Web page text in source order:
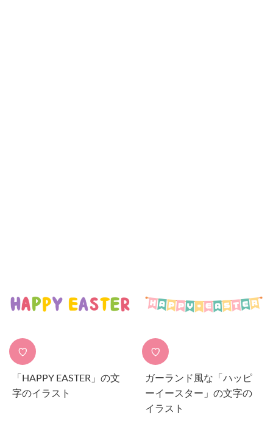
♡
「HAPPY EASTER」の文
字のイラスト
♡
ガーランド風な「ハッピ
ーイースター」の文字の
イラスト